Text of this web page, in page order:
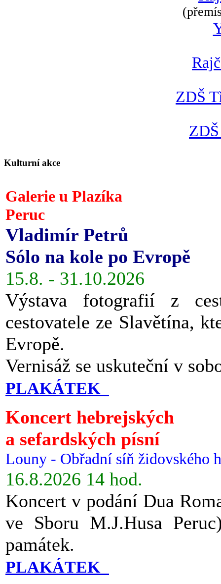
ZDŠ
Kulturní akce
Galerie u Plazíka
Peruc
Vladimír Petrů
Sólo na kole po Evropě
15.8. - 31.10.2026
Výstava fotografií z
cestovatele ze Slavětína,
Evropě.
Vernisáž se uskuteční v
PLAKÁTEK
Koncert hebrejských
a sefardských písní
Louny - Obřadní síň židovského
16.8.2026 14 hod.
Koncert v podání Dua
ve Sboru M.J.Husa
památek.
PLAKÁTEK